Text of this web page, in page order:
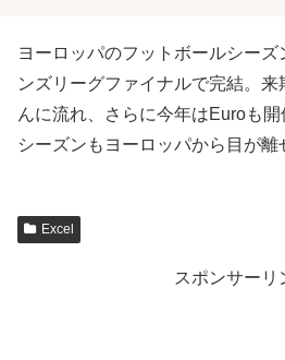
ヨーロッパのフットボールシー
ンズリーグファイナルで完結。
んに流れ、さらに今年はEuroも
シーズンもヨーロッパから目が離
Excel
スポンサーリ